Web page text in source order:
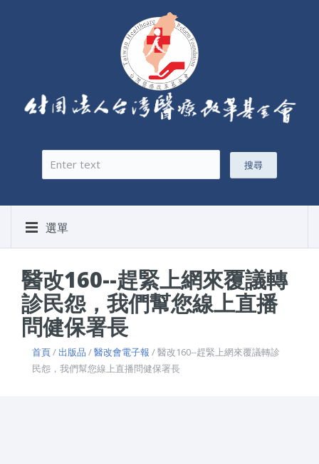
搜尋表單
搜尋
選單
醫改160--趕緊上網來覆議轉
診民怨，我們幫您線上直播
問健保署長
首頁/出版品 /醫改會電子報 / 醫改160--趕緊上網來覆議轉診
民怨，我們幫您線上直播問健保署長